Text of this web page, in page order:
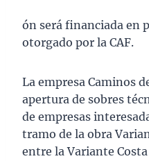
ón será financiada en
otorgado por la CAF.
La empresa Caminos
apertura de sobres
de empresas
tramo de la obra
entre la Variante